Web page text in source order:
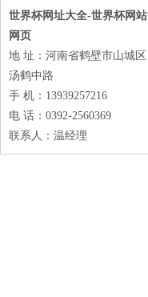
世界杯网址大全-世界杯网站
网页
地 址：河南省鹤壁市山城区
汤鹤中路
手 机：13939257216
电 话：0392-2560369
联系人：温经理